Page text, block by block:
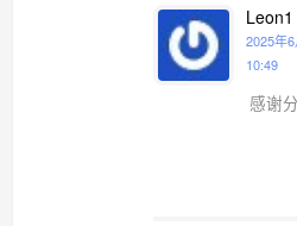
Leon1
2025年
10:49
感谢